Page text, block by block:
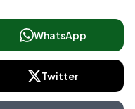
WhatsApp
Twitter